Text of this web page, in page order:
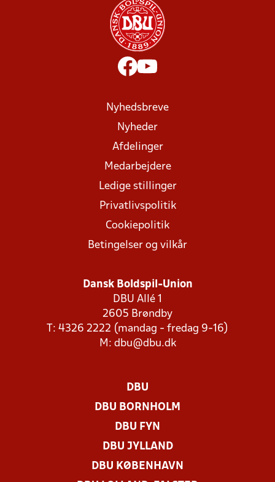
Nyhedsbreve
Nyheder
Afdelinger
Medarbejdere
Ledige stillinger
Privatlivspolitik
Cookiepolitik
Betingelser og vilkår
Dansk Boldspil-Union
DBU Allé 1
2605 Brøndby
T: 4326 2222 (mandag - fredag 9-16)
M: dbu@dbu.dk
DBU
DBU BORNHOLM
DBU FYN
DBU JYLLAND
DBU KØBENHAVN